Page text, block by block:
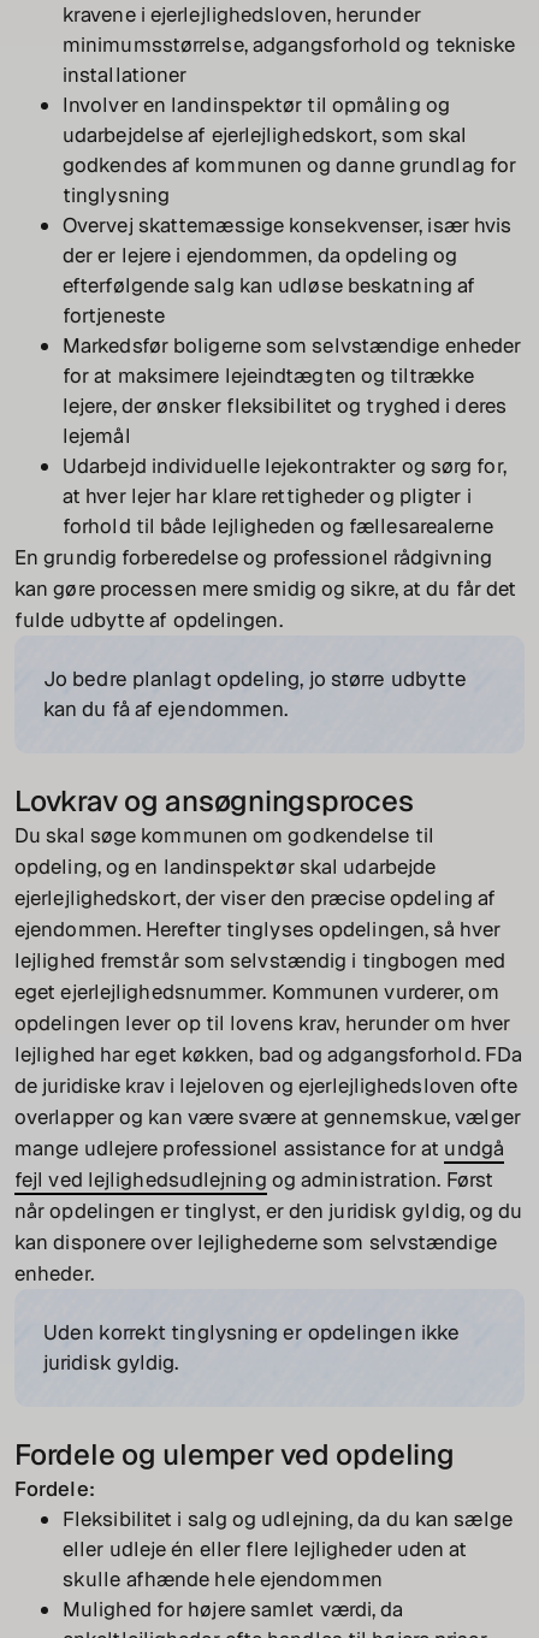
kravene i ejerlejlighedsloven, herunder
minimumsstørrelse, adgangsforhold og tekniske
installationer
Involver en landinspektør til opmåling og
udarbejdelse af ejerlejlighedskort, som skal
godkendes af kommunen og danne grundlag for
tinglysning
Overvej skattemæssige konsekvenser, især hvis
der er lejere i ejendommen, da opdeling og
efterfølgende salg kan udløse beskatning af
fortjeneste
Markedsfør boligerne som selvstændige enheder
for at maksimere lejeindtægten og tiltrække
lejere, der ønsker fleksibilitet og tryghed i deres
lejemål
Udarbejd individuelle lejekontrakter og sørg for,
at hver lejer har klare rettigheder og pligter i
forhold til både lejligheden og fællesarealerne
En grundig forberedelse og professionel rådgivning
kan gøre processen mere smidig og sikre, at du får det
fulde udbytte af opdelingen.
Jo bedre planlagt opdeling, jo større udbytte
kan du få af ejendommen.
Lovkrav og ansøgningsproces
Du skal søge kommunen om godkendelse til
opdeling, og en landinspektør skal udarbejde
ejerlejlighedskort, der viser den præcise opdeling af
ejendommen. Herefter tinglyses opdelingen, så hver
lejlighed fremstår som selvstændig i tingbogen med
eget ejerlejlighedsnummer. Kommunen vurderer, om
opdelingen lever op til lovens krav, herunder om hver
lejlighed har eget køkken, bad og adgangsforhold. FDa
de juridiske krav i lejeloven og ejerlejlighedsloven ofte
overlapper og kan være svære at gennemskue, vælger
mange udlejere professionel assistance for at undgå
fejl ved lejlighedsudlejning og administration. Først
når opdelingen er tinglyst, er den juridisk gyldig, og du
kan disponere over lejlighederne som selvstændige
enheder.
Uden korrekt tinglysning er opdelingen ikke
juridisk gyldig.
Fordele og ulemper ved opdeling
Fordele:
Fleksibilitet i salg og udlejning, da du kan sælge
eller udleje én eller flere lejligheder uden at
skulle afhænde hele ejendommen
Mulighed for højere samlet værdi, da